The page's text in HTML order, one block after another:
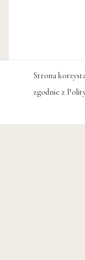
Strona
zgodnie z